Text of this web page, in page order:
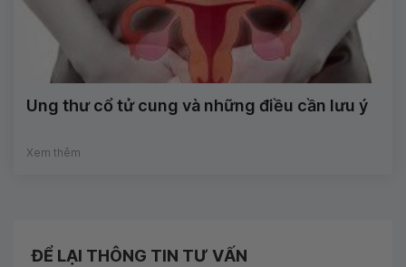
Ung thư cổ tử cung và những điều cần lưu ý
Xem thêm
ĐỂ LẠI THÔNG TIN TƯ VẤN